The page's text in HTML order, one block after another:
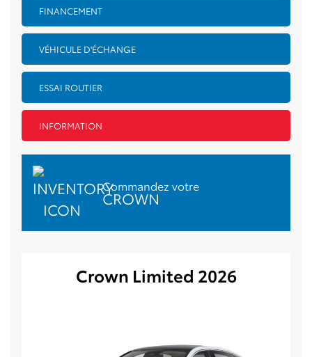
FINANCEMENT
VÉHICULE D'ÉCHANGE
ESSAI ROUTIER
INFORMATION
Commandez votre
CROWN
Crown Limited 2026